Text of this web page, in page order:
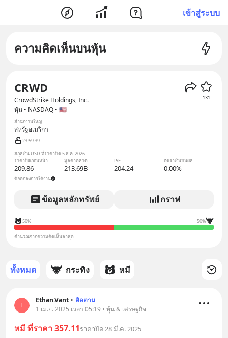
เข้าสู่ระบบ
ความคิดเห็นบนหุ้น
CRWD
CrowdStrike Holdings, Inc. 131
หุ้น • NASDAQ • 🇺🇸
สำนักงานใหญ่
สหรัฐอเมริกา
23:59:38
สกุลเงิน USD ที่ราคาปิด 5 ส.ค. 2026
ราคาปิดก่อนหน้า
มูลค่าตลาด P/E อัตราเงินปันผล
209.86 213.69B 204.24 0.00%
ข้อตกลงการใช้งาน
ข้อมูลหลักทรัพย์ กราฟ
50% 50%
คำนวณจากความคิดเห็นล่าสุด
ทั้งหมด กระทิง หมี
E
Ethan.Vant • ติดตาม
1 เม.ย. 2025 เวลา 05:19 • หุ้น & เศรษฐกิจ
หมี ที่ราคา 357.11ราคาปิด 28 มี.ค. 2025